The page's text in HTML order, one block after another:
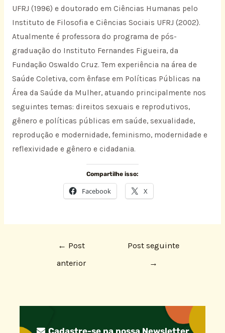
UFRJ (1996) e doutorado em Ciências Humanas pelo
Instituto de Filosofia e Ciências Sociais UFRJ (2002).
Atualmente é professora do programa de pós-
graduação do Instituto Fernandes Figueira, da
Fundação Oswaldo Cruz. Tem experiência na área de
Saúde Coletiva, com ênfase em Políticas Públicas na
Área da Saúde da Mulher, atuando principalmente nos
seguintes temas: direitos sexuais e reprodutivos,
gênero e políticas públicas em saúde, sexualidade,
reprodução e modernidade, feminismo, modernidade e
reflexividade e gênero e cidadania.
Compartilhe isso:
Facebook X
← Post
anterior
Post seguinte
→